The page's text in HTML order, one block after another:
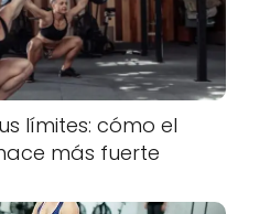
límites: cómo el
más fuerte